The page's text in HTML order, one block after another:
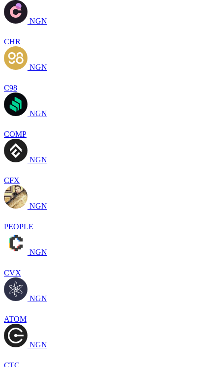
NGN
CHR
NGN
C98
NGN
COMP
NGN
CFX
NGN
PEOPLE
NGN
CVX
NGN
ATOM
NGN
CTC